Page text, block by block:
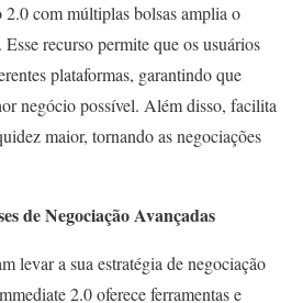
com múltiplas bolsas amplia o
recurso permite que os usuários
plataformas, garantindo que
negócio possível. Além disso, facilita
maior, tornando as negociações
de Negociação Avançadas
levar a sua estratégia de negociação
2.0 oferece ferramentas e